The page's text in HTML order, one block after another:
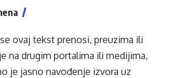
ovaj tekst prenosi, preuzima ili
na drugim portalima ili medijima,
je jasno navođenje izvora uz